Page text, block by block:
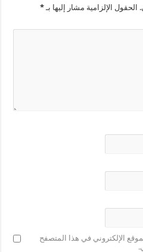
الحقول الإلزامية مشار إليها بـ*
الإلكتروني في هذا المتصفح